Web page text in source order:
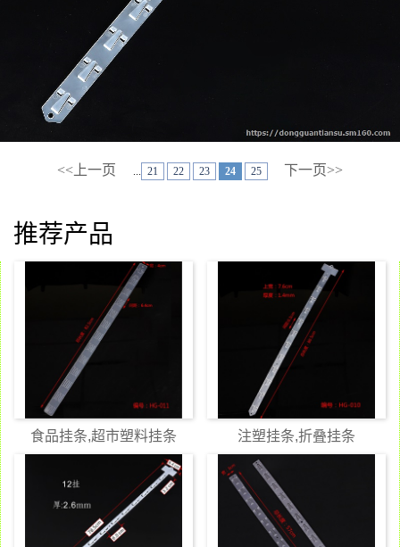
<<上一页 ... 21 22 23 24 25 下一页>>
推荐产品
食品挂条,超市塑料挂条 注塑挂条,折叠挂条